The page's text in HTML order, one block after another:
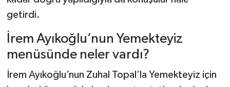
getirdi.
İrem Ayıkoğlu’nun Yemekteyiz
menüsünde neler vardı?
İrem Ayıkoğlu’nun Zuhal Topal’la Yemekteyiz için
Dünya Haberleri
Yerel Haberler
Haber Arşivi